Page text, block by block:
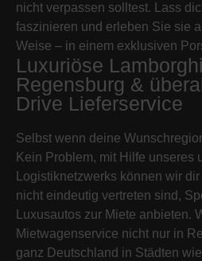
nicht verpassen solltest. Lass
faszinieren und erleben Sie sie
Weise – in einem exklusiven
Luxuriöse
Regensburg &
Drive Lieferservice
Selbst wenn deine
Kein Problem, mit Hilfe unseres
Logistiknetzwerks können wir
nicht eindeutig vertreten sind,
Luxusautos zur Miete anbieten.
Mietwagenservice nicht nur in
ganz Deutschland in Städten